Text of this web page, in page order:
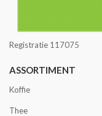
Registratie 117075
ASSORTIMENT
Koffie
Thee